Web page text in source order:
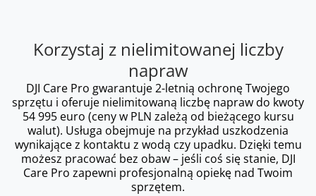
Korzystaj z nielimitowanej liczby
napraw
DJI Care Pro gwarantuje 2-letnią ochronę Twojego
sprzętu i oferuje nielimitowaną liczbę napraw do kwoty
54 995 euro (ceny w PLN zależą od bieżącego kursu
walut). Usługa obejmuje na przykład uszkodzenia
wynikające z kontaktu z wodą czy upadku. Dzięki temu
możesz pracować bez obaw – jeśli coś się stanie, DJI
Care Pro zapewni profesjonalną opiekę nad Twoim
sprzętem.